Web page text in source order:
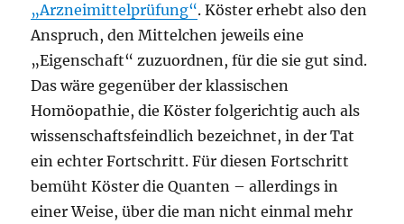
„Arzneimittelprüfung“. Köster erhebt also den
Anspruch, den Mittelchen jeweils eine
„Eigenschaft“ zuzuordnen, für die sie gut sind.
Das wäre gegenüber der klassischen
Homöopathie, die Köster folgerichtig auch als
wissenschaftsfeindlich bezeichnet, in der Tat
ein echter Fortschritt. Für diesen Fortschritt
bemüht Köster die Quanten – allerdings in
einer Weise, über die man nicht einmal mehr